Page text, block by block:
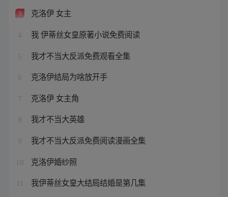
3 克洛伊 女主
4 我 伊蒂丝女皇原著小说免费阅读
5 我才不当大反派免费观看全集
6 克洛伊结局为啥放开手
7 克洛伊 女主角
8 我才不当大英雄
9 我才不当大反派免费阅读漫画全集
10 克洛伊婚纱照
我伊蒂丝女皇大结局结婚是第几集